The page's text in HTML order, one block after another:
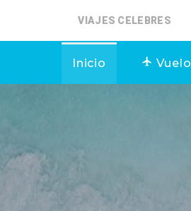
VIAJES CELEBRES
Inicio Vuelo